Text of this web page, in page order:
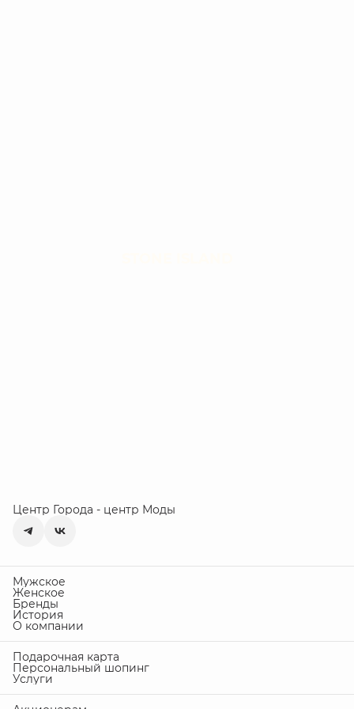
Центр Города - центр Моды
Мужское
Женское
Бренды
История
О компании
Подарочная карта
Персональный шопинг
Услуги